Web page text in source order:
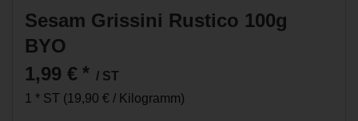
Sesam Grissini Rustico 100g
BYO
1,99 € * / ST
1 * ST (19,90 € / Kilogramm)